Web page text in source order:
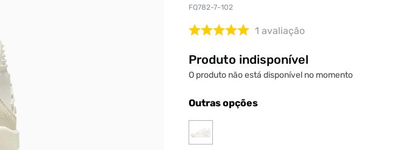
FQ782-7-102
1 avaliação
Produto indisponível
O produto não está disponível no momento
Outras opções